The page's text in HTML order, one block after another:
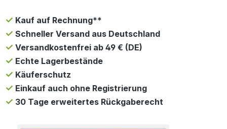
Kauf auf Rechnung**
Schneller Versand aus Deutschland
Versandkostenfrei ab 49 € (DE)
Echte Lagerbestände
Käuferschutz
Einkauf auch ohne Registrierung
30 Tage erweitertes Rückgaberecht